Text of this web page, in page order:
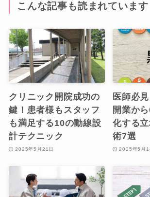
こんな記事も読まれています
クリニック開院成功の
鍵！患者様もスタッフ
も満足する10の動線設
計テクニック
2025年5月21日
医師必
開業か
化する
術7選
2025年5月